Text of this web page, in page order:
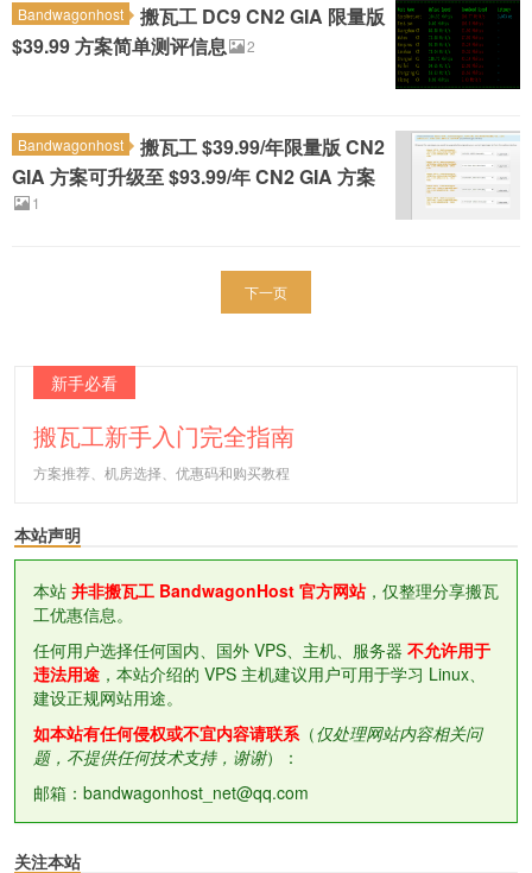
Bandwagonhost
搬瓦工 DC9 CN2 GIA 限量版
$39.99 方案简单测评信息
2
Bandwagonhost
搬瓦工 $39.99/年限量版 CN2
GIA 方案可升级至 $93.99/年 CN2 GIA 方案
1
下一页
新手必看
搬瓦工新手入门完全指南
方案推荐、机房选择、优惠码和购买教程
本站声明
本站 并非搬瓦工 BandwagonHost 官方网站，仅整理分享搬瓦
工优惠信息。
任何用户选择任何国内、国外 VPS、主机、服务器 不允许用于
违法用途 ，本站介绍的 VPS 主机建议用户可用于学习 Linux、
建设正规网站用途。
如本站有任何侵权或不宜内容请联系 （仅处理网站内容相关问
题，不提供任何技术支持，谢谢）：
邮箱：bandwagonhost_net@qq.com
关注本站